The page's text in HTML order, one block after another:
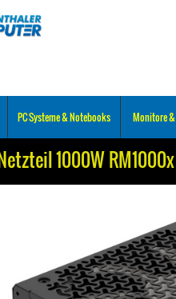
PC Systeme & Notebooks Monitore
1000W